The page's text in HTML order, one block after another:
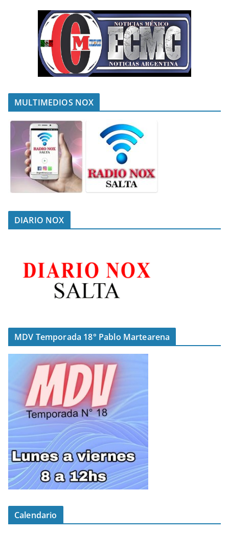
MULTIMEDIOS NOX
DIARIO NOX
MDV Temporada 18° Pablo Martearena
Calendario